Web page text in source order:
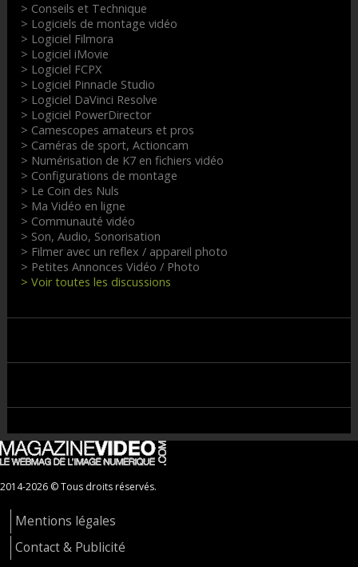
> Conseils et Technique
> Logiciels de montage vidéo
> Logiciel Filmora
> Logiciel iMovie
> Logiciel FCPX
> Logiciel Pinnacle Studio
> Logiciel DaVinci Resolve
> Logiciel PowerDirector
> Camescopes amateurs et pros
> Caméras de sport, Actioncam
> Numérisation de K7 en fichiers vidéo
> Configurations de montage
> Le Coin des Nuls
> Ma Vidéo en ligne
> Communauté vidéo
> Son, Audio, Sonorisation
> Filmer avec un reflex / appareil photo
> Petites Annonces Vidéo / Photo
> Voir toutes les discussions
2014-2026 © Tous droits réservés.
Mentions légales
Contact & Publicité